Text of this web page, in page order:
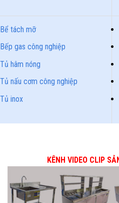
Bể tách mỡ
Bếp gas công nghiệp
Tủ hâm nóng
Tủ nấu cơm công nghiệp
Tủ inox
KÊNH VIDEO CLIP